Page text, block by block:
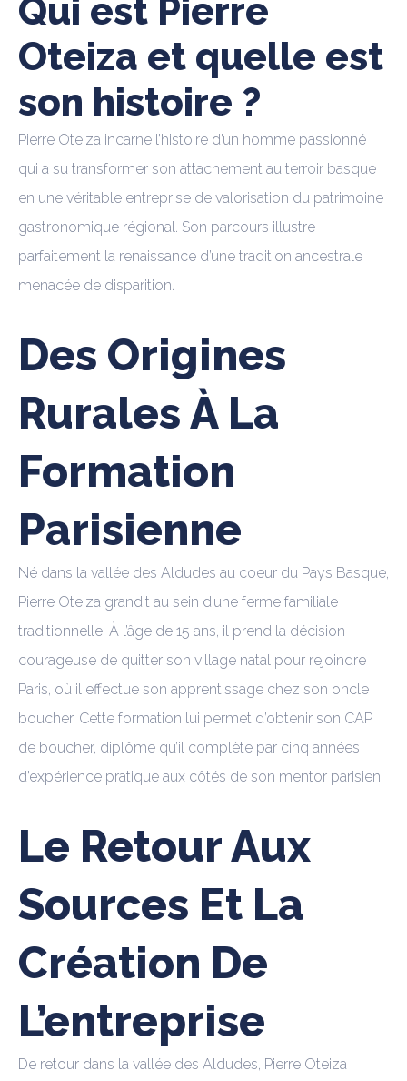
Qui est Pierre
Oteiza et quelle est
son histoire ?
Pierre Oteiza incarne l’histoire d’un homme passionné
qui a su transformer son attachement au terroir basque
en une véritable entreprise de valorisation du patrimoine
gastronomique régional. Son parcours illustre
parfaitement la renaissance d’une tradition ancestrale
menacée de disparition.
Des Origines
Rurales À La
Formation
Parisienne
Né dans la vallée des Aldudes au coeur du Pays Basque,
Pierre Oteiza grandit au sein d’une ferme familiale
traditionnelle. À l’âge de 15 ans, il prend la décision
courageuse de quitter son village natal pour rejoindre
Paris, où il effectue son apprentissage chez son oncle
boucher. Cette formation lui permet d’obtenir son CAP
de boucher, diplôme qu’il complète par cinq années
d’expérience pratique aux côtés de son mentor parisien.
Le Retour Aux
Sources Et La
Création De
L’entreprise
De retour dans la vallée des Aldudes, Pierre Oteiza